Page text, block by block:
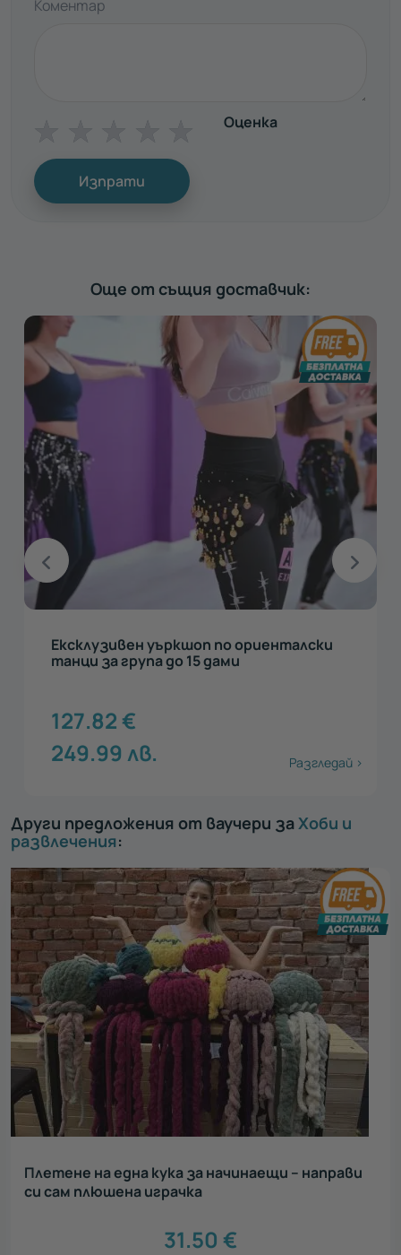
Коментар
Оценка
Изпрати
Още от същия доставчик:
Ексклузивен уъркшоп по ориенталски
танци за група до 15 дами
127.82€
249.99 лв. Разгледай >
Други предложения от ваучери заХоби и
развлечения:
Плетене на една кука за начинаещи – направи
си сам плюшена играчка
31.50 €